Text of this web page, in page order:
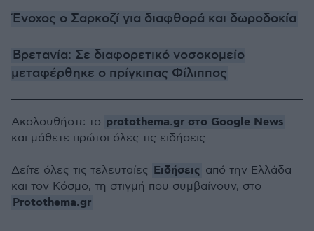
Ένοχος ο Σαρκοζί για διαφθορά και δωροδοκία
Βρετανία: Σε διαφορετικό νοσοκομείο
μεταφέρθηκε ο πρίγκιπας Φίλιππος
Ακολουθήστε το protothema.gr στο Google News
και μάθετε πρώτοι όλες τις ειδήσεις
Δείτε όλες τις τελευταίες Ειδήσεις από την Ελλάδα
και τον Κόσμο, τη στιγμή που συμβαίνουν, στο
Protothema.gr